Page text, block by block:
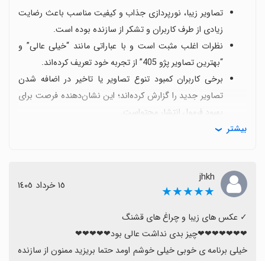
تصاویر زیبا، نورپردازی جذاب و کیفیت مناسب باعث رضایت
زیادی از طرف کاربران و تشکر از سازنده بوده است.
نظرات اغلب مثبت است و با عباراتی مانند “خیلی عالی” و
“بهترین تصاویر پژو 405” از تجربه خود تعریف کرده‌اند.
برخی کاربران کمبود تنوع تصاویر یا تاخیر در اضافه شدن
تصاویر جدید را گزارش کرده‌اند؛ این نشان‌دهنده فرصت برای
بهبود فرمول انتشار محتواست.
تعداد محدود تصاویر و گاهی دشواری در تنظیم تصاویر به
با وجود این محدودیت‌ها، کلیت تجربه کاربری مثبت است و
کاربران انتظار به‌روزرسانی‌های سریع‌تر و مجموعه گسترده‌تری
از تصاویر را دارند.
به طور کلی، والپیپر پژو 405 با کیفیت و زیبایی مطلوب،
گزینه‌ای خوش‌ذوق برای دوستداران این خودرو است و
بیشتر
jhkh
★★★★★ ١٥ خرداد ١٤٠٥